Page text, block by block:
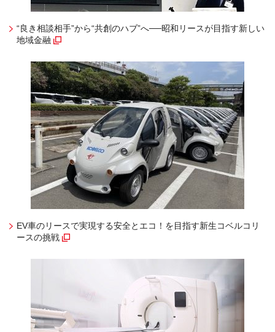
“良き相談相手”から“共創のハブ”へ──昭和リースが目指す新しい
地域金融
EV車のリースで実現する安全とエコ！を目指す新生コベルコリ
ースの挑戦